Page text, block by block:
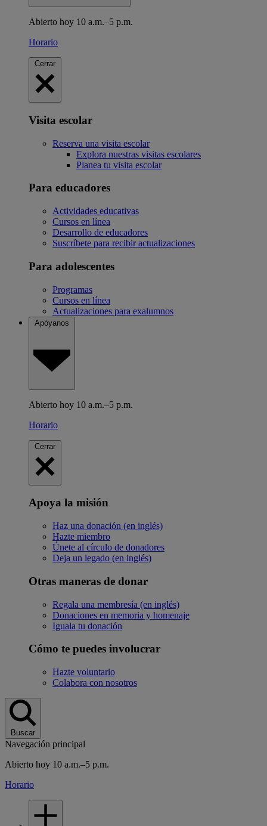
Abierto hoy 10 a.m.–5 p.m.
Horario
Cerrar
Visita escolar
Reserva una visita escolar
Explora nuestras visitas escolares
Planea tu visita escolar
Para educadores
Actividades educativas
Cursos en línea
Desarrollo de educadores
Suscríbete para recibir actualizaciones
Para adolescentes
Programas
Cursos en línea
Actualizaciones para exalumnos
Apóyanos
Abierto hoy 10 a.m.–5 p.m.
Horario
Cerrar
Apoya la misión
Haz una donación (en inglés)
Hazte miembro
Únete al círculo de donadores
Deja un legado (en inglés)
Otras maneras de donar
Regala una membresía (en inglés)
Donaciones en memoria y homenaje
Iguala tu donación
Cómo te puedes involucrar
Hazte voluntario
Colabora con nosotros
Buscar
Navegación principal
Abierto hoy 10 a.m.–5 p.m.
Horario